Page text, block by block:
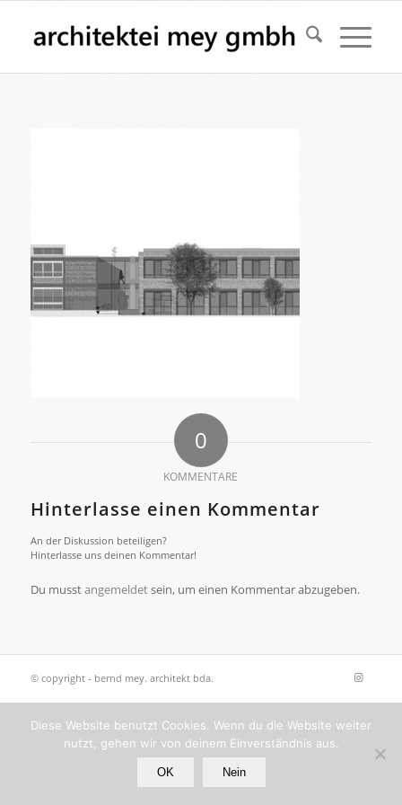
0
KOMMENTARE
Hinterlasse einen Kommentar
An der Diskussion beteiligen?
Hinterlasse uns deinen Kommentar!
Du musstangemeldetsein, um einen Kommentar abzugeben.
© copyright - bernd mey. architekt bda.
Diese Website benutzt Cookies. Wenn du die Website weiter
nutzt, gehen wir von deinem Einverständnis aus.
OK Nein